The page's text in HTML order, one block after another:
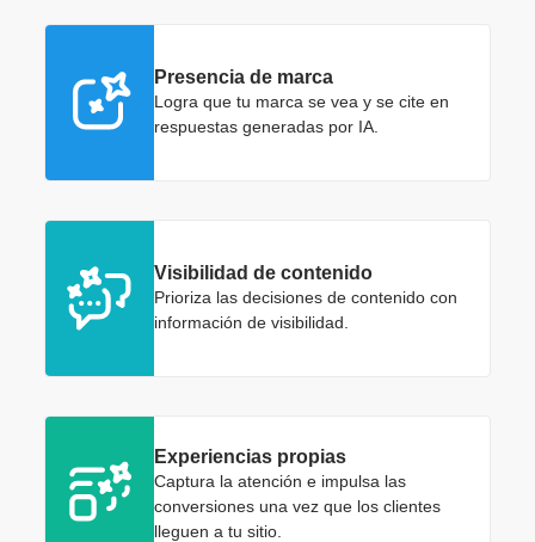
Presencia de marca
Logra que tu marca se vea y se cite en
respuestas generadas por IA.
Visibilidad de contenido
Prioriza las decisiones de contenido con
información de visibilidad.
Experiencias propias
Captura la atención e impulsa las
conversiones una vez que los clientes
lleguen a tu sitio.